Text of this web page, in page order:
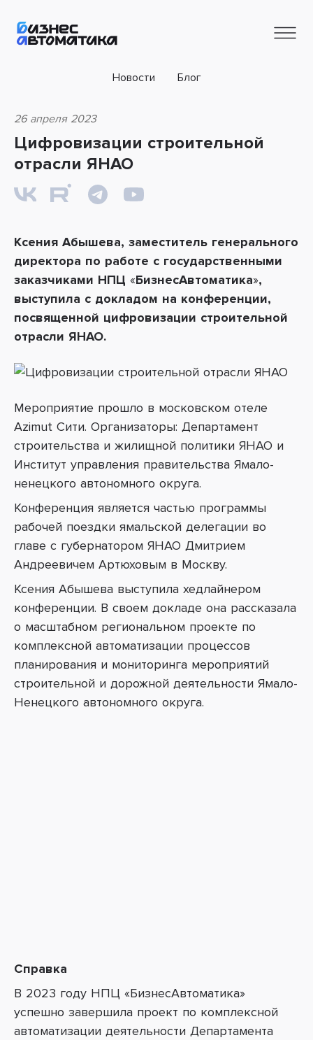
Новости Блог
26 апреля 2023
Цифровизации строительной
отрасли ЯНАО
Ксения Абышева, заместитель генерального
директора по работе с государственными
заказчиками НПЦ «БизнесАвтоматика»,
выступила с докладом на конференции,
посвященной цифровизации строительной
отрасли ЯНАО.
Мероприятие прошло в московском отеле
Azimut Сити. Организаторы: Департамент
строительства и жилищной политики ЯНАО и
Институт управления правительства Ямало-
ненецкого автономного округа.
Конференция является частью программы
рабочей поездки ямальской делегации во
главе с губернатором ЯНАО Дмитрием
Андреевичем Артюховым в Москву.
Ксения Абышева выступила хедлайнером
конференции. В своем докладе она рассказала
о масштабном региональном проекте по
комплексной автоматизации процессов
планирования и мониторинга мероприятий
строительной и дорожной деятельности Ямало-
Ненецкого автономного округа.
Справка
В 2023 году НПЦ «БизнесАвтоматика»
успешно завершила проект по комплексной
автоматизации деятельности Департамента